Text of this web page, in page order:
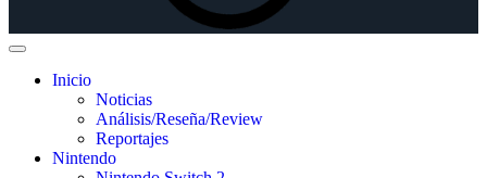
Inicio
Noticias
Análisis/Reseña/Review
Reportajes
Nintendo